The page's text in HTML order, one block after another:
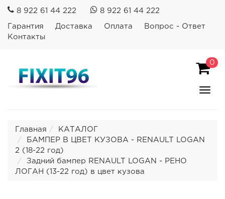
8 922 61 44 222 8 922 61 44 222
Гарантия Доставка Оплата
Вопрос - Ответ
Контакты
0
Главная
КАТАЛОГ
БАМПЕР В ЦВЕТ КУЗОВА - RENAULT LOGAN
2 (18-22 год)
Задний бампер RENAULT LOGAN - РЕНО
ЛОГАН (13-22 год) в цвет кузова